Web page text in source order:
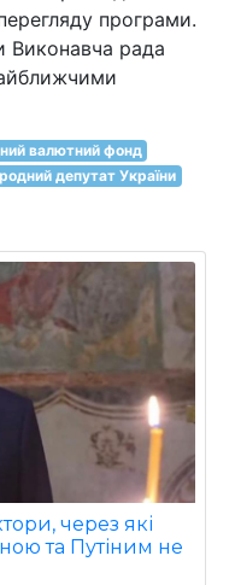
програми.
Виконавча рада
валютний фонд
депутат України
через які
та Путіним не